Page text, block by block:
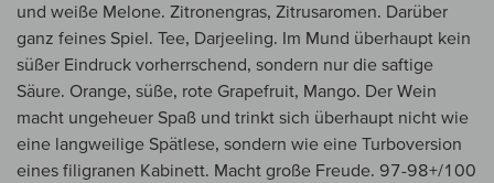
und weiße Melone. Zitronengras, Zitrusaromen. Darüber
ganz feines Spiel. Tee, Darjeeling. Im Mund überhaupt kein
süßer Eindruck vorherrschend, sondern nur die saftige
Säure. Orange, süße, rote Grapefruit, Mango. Der Wein
macht ungeheuer Spaß und trinkt sich überhaupt nicht wie
eine langweilige Spätlese, sondern wie eine Turboversion
eines filigranen Kabinett. Macht große Freude. 97-98+/100